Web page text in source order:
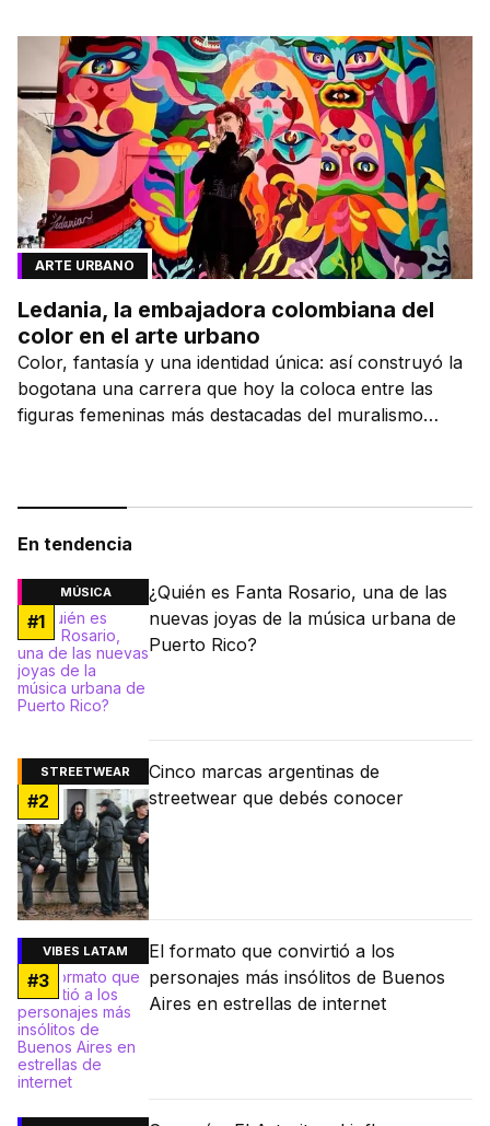
ARTE URBANO
Ledania, la embajadora colombiana del
color en el arte urbano
Color, fantasía y una identidad única: así construyó la
bogotana una carrera que hoy la coloca entre las
figuras femeninas más destacadas del muralismo
En tendencia
MÚSICA
#1
¿Quién es Fanta Rosario, una de las
nuevas joyas de la música urbana de
Puerto Rico?
STREETWEAR
#2
Cinco marcas argentinas de
streetwear que debés conocer
VIBES LATAM
#3
El formato que convirtió a los
personajes más insólitos de Buenos
Aires en estrellas de internet